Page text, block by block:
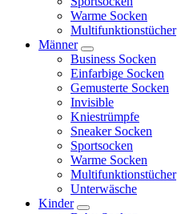
Warme Socken
Multifunktionstücher
Männer
Business Socken
Einfarbige Socken
Gemusterte Socken
Invisible
Kniestrümpfe
Sneaker Socken
Sportsocken
Warme Socken
Multifunktionstücher
Unterwäsche
Kinder